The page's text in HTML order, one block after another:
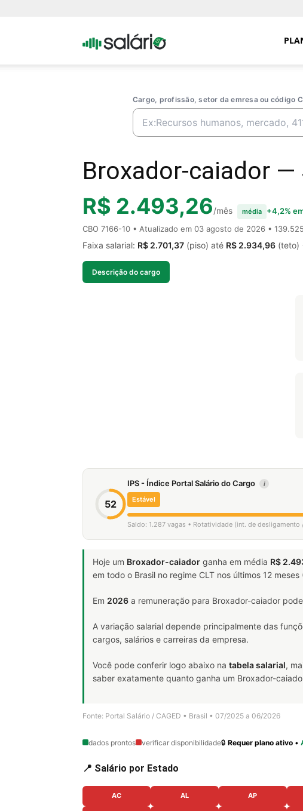
Portal
Cargo, profissão, setor da emresa ou código
Broxador-caiador —
R$ 2.493,26/mês média
+4,2%
CBO 7166-10 • Atualizado em 03 agosto de 2026 •
Faixa salarial: R$ 2.701,37 (piso) até R$ 2.934,96 (teto)
Descrição do cargo
52
IPS - Índice Portal Salário do Cargo i
Estável
Saldo: 1.287 vagas • Rotatividade (int. de
Hoje um Broxador-caiador ganha em média R$
em todo o Brasil no regime CLT nos últimos 12 meses
Em 2026 a remuneração para Broxador-caiador
A variação salarial depende principalmente das
cargos, salários e carreiras da empresa.
Você pode conferir logo abaixo na tabela salarial,
saber exatamente quanto ganha um Broxador-
Fonte: Portal Salário / CAGED • Brasil • 07/2025 a 06/2026
dados prontos verificar disponibilidade🔒 Requer plano ativo •
📍 Salário por Estado
AC AL AP